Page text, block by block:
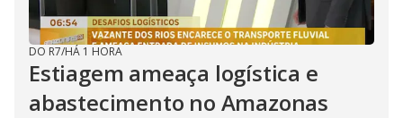
DO R7/HÁ 1 HORA
Estiagem ameaça logística e
abastecimento no Amazonas